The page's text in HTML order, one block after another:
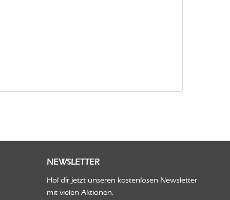
NEWSLETTER
Hol dir jetzt unseren kostenlosen Newsletter
mit vielen Aktionen.